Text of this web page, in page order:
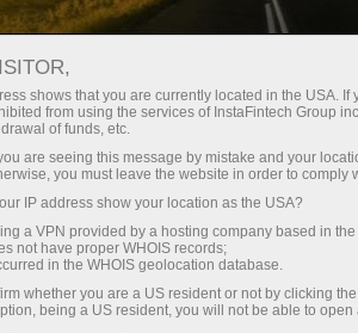
Forex Analytics
InstaForex TV
الجغرافيا مع إنستافوركس
مع
لديها شبكة واسعة من المكاتب
أنها تشارك فى المعارض الدولية فى
فى هذا القسم يمكنك ايجاد أفلام
إنستافوركس تى فى للعديد من
من خلال هذه الأفلام القصيرة
shows that you are currently located in the USA.
from using the services of InstaFintech Group
of funds, etc.
are seeing this message by mistake and your
you must leave the website in order to comply
IP address show your location as the USA?
a VPN provided by a hosting company based in
not have proper WHOIS records;
in the WHOIS geolocation database.
whether you are a US resident or not by clicking
being a US resident, you will not be able to